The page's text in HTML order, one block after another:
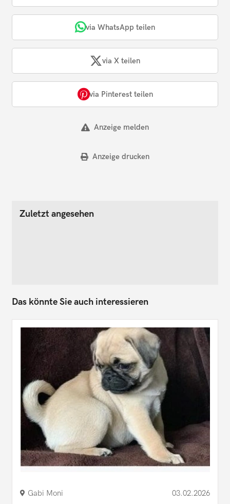
via WhatsApp teilen
via X teilen
via Pinterest teilen
Anzeige melden
Anzeige drucken
Zuletzt angesehen
Das könnte Sie auch interessieren
Gabi Moni 03.02.2026